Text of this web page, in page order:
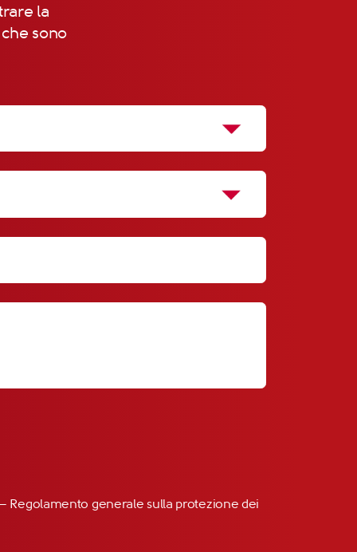
la
sono
Regolamento generale sulla protezione dei